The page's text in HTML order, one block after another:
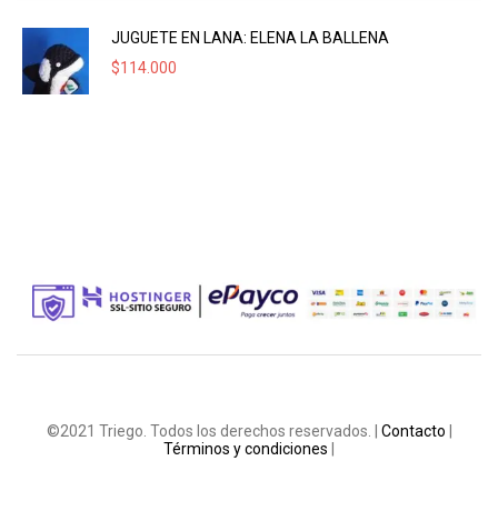
JUGUETE EN LANA: ELENA LA BALLENA
$114.000
©2021 Triego. Todos los derechos reservados. | Contacto
Términos y condiciones